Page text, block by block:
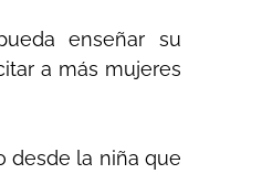
enseñar su
a más mujeres
desde la niña que